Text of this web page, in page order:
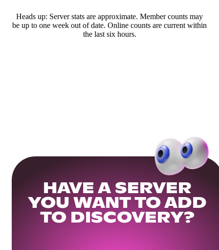
Heads up: Server stats are approximate. Member counts may
be up to one week out of date. Online counts are current within
the last six hours.
HAVE A SERVER
YOU WANT TO ADD
TO DISCOVERY?